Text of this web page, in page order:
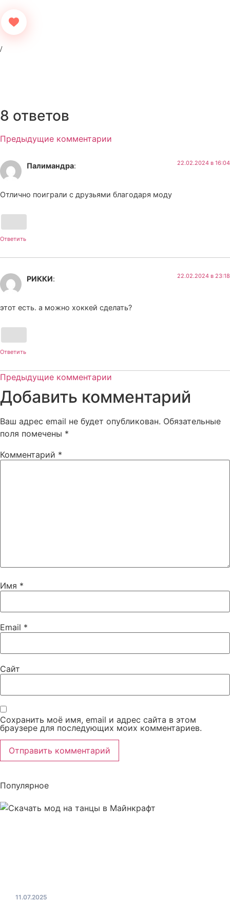
8 ответов
Предыдущие комментарии
Палимандра: 22.02.2024 в 16:04
Отлично поиграли с друзьями благодаря моду
Ответить
РИККИ: 22.02.2024 в 23:18
этот есть. а можно хоккей сделать?
Ответить
Предыдущие комментарии
Добавить комментарий
Ваш адрес email не будет опубликован. Обязательные
поля помечены *
Комментарий *
Имя *
Email *
Сайт
Сохранить моё имя, email и адрес сайта в этом
браузере для последующих моих комментариев.
Популярное
11.07.2025